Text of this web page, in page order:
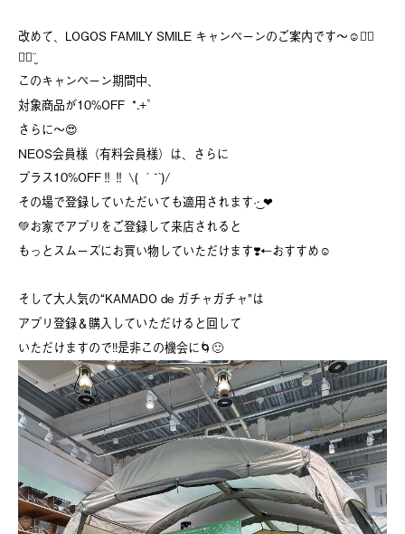
改めて、LOGOS FAMILY SMILE キャンペーンのご案内です～☺︎꒡̈⃝
⌄̈⃝¨̮
このキャンペーン期間中、
対象商品が10%OFF *.+ﾟ
さらに〜😍
NEOS会員様（有料会員様）は、さらに
プラス10%OFF‼︎‼︎ \( ´˘`)/
その場で登録していただいても適用されます‪·͜· ❤︎‬
💚お家でアプリをご登録して来店されると
もっとスムーズにお買い物していただけます❣️←おすすめ☺️
そして大人気の“KAMADO de ガチャガチャ”は
アプリ登録＆購入していただけると回して
いただけますので!!是非この機会に🌀🙂